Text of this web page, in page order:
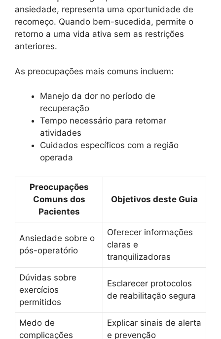
ansiedade, representa uma oportunidade de
recomeço. Quando bem-sucedida, permite o
retorno a uma vida ativa sem as restrições
anteriores.
As preocupações mais comuns incluem:
Manejo da dor no período de
recuperação
Tempo necessário para retomar
atividades
Cuidados específicos com a região
operada
Preocupações
Comuns dos
Pacientes
Objetivos deste Guia
Ansiedade sobre o
pós-operatório
Oferecer informações
claras e
tranquilizadoras
Dúvidas sobre
exercícios
permitidos
Esclarecer protocolos
de reabilitação segura
Medo de
complicações
Explicar sinais de alerta
e prevenção